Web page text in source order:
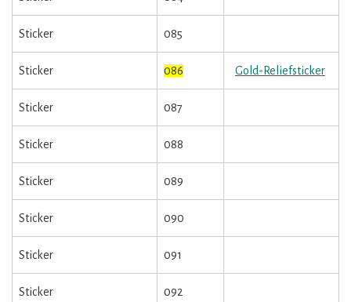
Sticker 085
Sticker 086 Gold-Reliefsticker
Sticker 087
Sticker 088
Sticker 089
Sticker 090
Sticker 091
Sticker 092